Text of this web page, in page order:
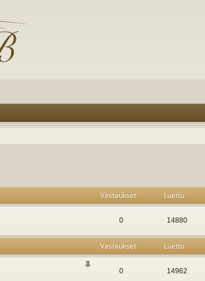
Vastaukset Luettu
0 14880
Vastaukset Luettu
0 14962